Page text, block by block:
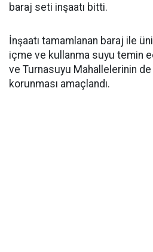
baraj seti inşaatı bitti.
İnşaatı tamamlanan baraj ile
içme ve kullanma suyu temin
ve Turnasuyu Mahallelerinin de
korunması amaçlandı.